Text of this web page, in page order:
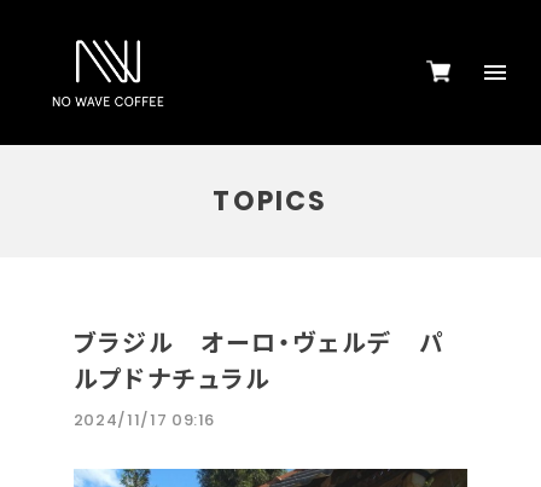
TOPICS
ブラジル オーロ・ヴェルデ パ
ルプドナチュラル
2024/11/17 09:16